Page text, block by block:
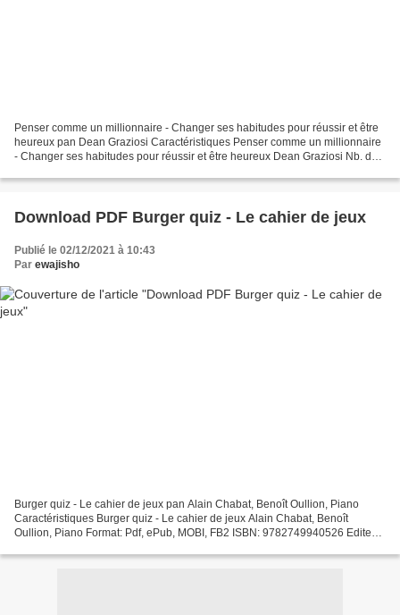
Penser comme un millionnaire - Changer ses habitudes pour réussir et être
heureux pan Dean Graziosi Caractéristiques Penser comme un millionnaire
- Changer ses habitudes pour réussir et être heureux Dean Graziosi Nb. de
Download PDF Burger quiz - Le cahier de jeux
Publié le 02/12/2021 à 10:43
Par ewajisho
Burger quiz - Le cahier de jeux pan Alain Chabat, Benoît Oullion, Piano
Caractéristiques Burger quiz - Le cahier de jeux Alain Chabat, Benoît
Oullion, Piano Format: Pdf, ePub, MOBI, FB2 ISBN: 9782749940526 Editeur: